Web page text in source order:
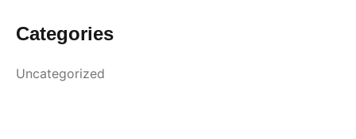
Categories
Uncategorized